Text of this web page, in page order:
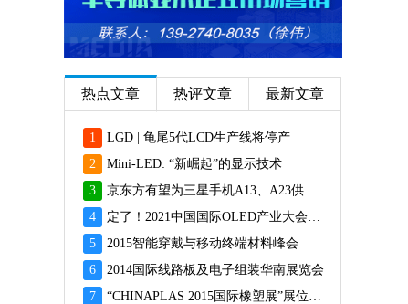
热点文章 热评文章 最新文章
1
LGD | 龟尾5代LCD生产线将停产
2
Mini-LED: “新崛起”的显示技术
3
京东方有望为三星手机A13、A23供应面板
4
定了！2021中国国际OLED产业大会12月重磅启幕
5
2015智能穿戴与移动终端材料峰会
6
2014国际线路板及电子组装华南展览会
7
“CHINAPLAS 2015国际橡塑展”展位预订火爆 彰显橡塑业乐观前景